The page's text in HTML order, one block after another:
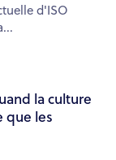
d'ISO
la culture
que les